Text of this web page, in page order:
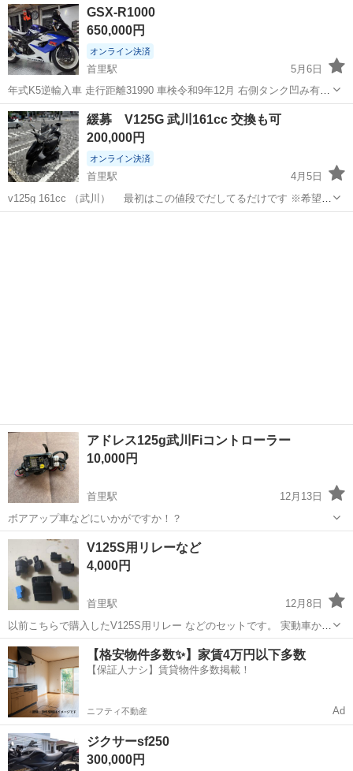
GSX-R1000
650,000円
オンライン決済
首里駅
5月6日
年式K5逆輸入車 走行距離31990 車検令和9年12月 右側タンク凹み有り
不具合無し 純正マフラーなど純正部品多数有り全て持たせます。
沖縄 南城市 首里駅 スズキ
緩募 V125G 武川161cc 交換も可
200,000円
オンライン決済
首里駅
4月5日
v125g 161cc （武川） 最初はこの値段でだしてるだけです ※希望金
額提示お願いします 走行距離 メーター変えましたので その前の走行
アドレス125g武川Fiコントローラー
10,000円
首里駅
12月13日
ボアアップ車などにいかがですか！？
沖縄 南城市 首里駅 スズキ アドレス
V125S用リレーなど
4,000円
首里駅
12月8日
以前こちらで購入したV125S用リレー などのセットです。 実動車から
取り外したとの事ですが 動作未確認です。 ですのでそれを理解してで
の購入お願いします。 購入後3Nでお願いします。
沖縄 南城市 首里駅 スズキ セット
【格安物件多数✨】家賃4万円以下多数
【保証人ナシ】賃貸物件多数掲載！
ニフティ不動産 Ad
ジクサーsf250
300,000円